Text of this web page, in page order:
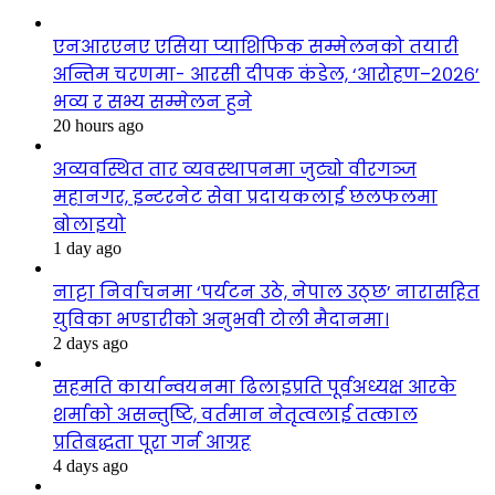
एनआरएनए एसिया प्याशिफिक सम्मेलनको तयारी
अन्तिम चरणमा- आरसी दीपक कंडेल, ‘आरोहण–२०२६’
भव्य र सभ्य सम्मेलन हुने
20 hours ago
अव्यवस्थित तार व्यवस्थापनमा जुट्यो वीरगञ्ज
महानगर, इन्टरनेट सेवा प्रदायकलाई छलफलमा
बोलाइयो
1 day ago
नाट्टा निर्वाचनमा ‘पर्यटन उठे, नेपाल उठ्छ’ नारासहित
युविका भण्डारीको अनुभवी टोली मैदानमा।
2 days ago
सहमति कार्यान्वयनमा ढिलाइप्रति पूर्वअध्यक्ष आरके
शर्माको असन्तुष्टि, वर्तमान नेतृत्वलाई तत्काल
प्रतिबद्धता पूरा गर्न आग्रह
4 days ago